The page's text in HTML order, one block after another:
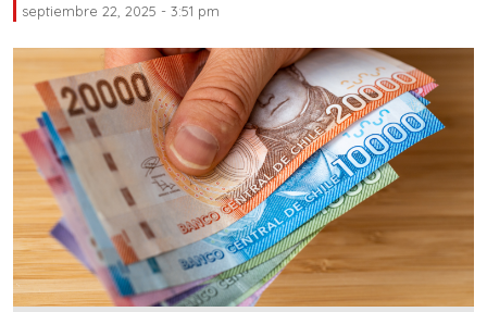
septiembre 22, 2025 - 3:51 pm